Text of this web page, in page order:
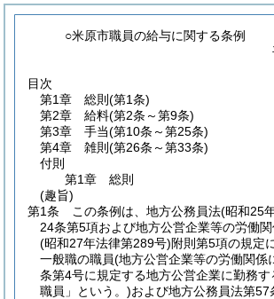
○米原市職員の給与に関する条例
目次
第1章
総則 (第1条)
第2章
給料(第2条～第9条)
第3章
手当(第10条～第25条)
第4章
雑則 (第26条～第33条)
付則
第1章
総則
(趣旨)
第1条
この条例は、地方公務員法(昭和25
24条第5項および地方公営企業等の労働
(昭和27年法律第289号)附則第5項の規定
一般職の職員(地方公営企業等の労働関係
条第4号に規定する地方公営企業に勤務す
職員」という。)および地方公務員法第